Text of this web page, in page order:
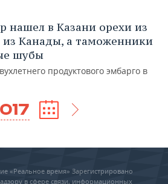
нашел в Казани орехи из
Канады, а таможенники
шубы
продуктового эмбарго в
«Реальное время» Зарегистрировано
в сфере связи, информационных